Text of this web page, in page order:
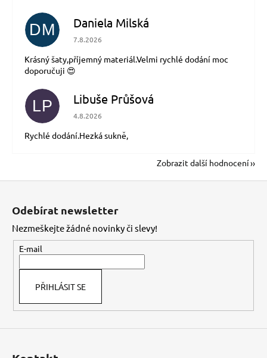
DM Daniela Milská
Hodnocení obchodu je 5 z 5 hvězdiček.
7.8.2026
Krásný šaty,příjemný materiál.Velmi rychlé dodání moc
doporučuji 😍
LP Libuše Průšová
Hodnocení obchodu je 5 z 5 hvězdiček.
4.8.2026
Rychlé dodání.Hezká sukně,
Zobrazit další hodnocení
Odebírat newsletter
Nezmeškejte žádné novinky či slevy!
E-mail
PŘIHLÁSIT SE